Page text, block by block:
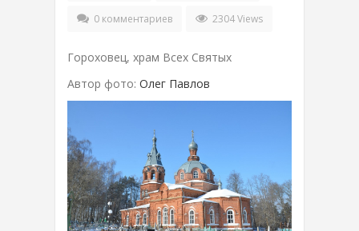
0 комментариев 2304 Views
Гороховец, храм Всех Святых
Автор фото: Олег Павлов